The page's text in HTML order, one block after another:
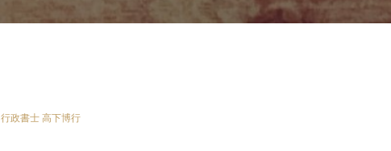
行政書士 高下博行